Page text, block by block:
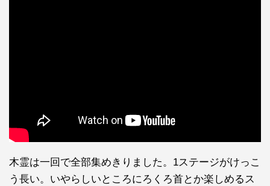
木霊は一回で全部集めきりました。1ステージがけっこ
う長い。いやらしいところにろくろ首とか楽しめるス